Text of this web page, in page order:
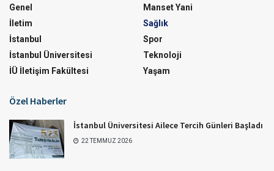
Genel
İletim
İstanbul
İstanbul Üniversitesi
İÜ İletişim Fakültesi
Manset Yani
Sağlık
Spor
Teknoloji
Yaşam
Özel Haberler
İstanbul Üniversitesi Ailece Tercih Günleri Başladı
22 TEMMUZ 2026